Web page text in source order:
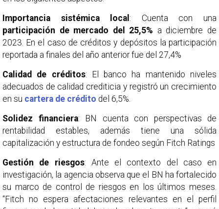
Importancia sistémica local : Cuenta con una
participación de mercado del 25,5% a diciembre de
2023. En el caso de créditos y depósitos la participación
reportada a finales del año anterior fue del 27,4%
Calidad de créditos: El banco ha mantenido niveles
adecuados de calidad crediticia y registró un crecimiento
en su cartera de crédito del 6,5%.
Solidez financiera: BN cuenta con perspectivas de
rentabilidad estables, además tiene una sólida
capitalización y estructura de fondeo según Fitch Ratings
Gestión de riesgos: Ante el contexto del caso en
investigación, la agencia observa que el BN ha fortalecido
su marco de control de riesgos en los últimos meses.
“Fitch no espera afectaciones relevantes en el perfil